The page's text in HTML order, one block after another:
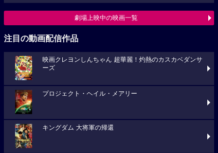
劇場上映中の映画一覧
注目の動画配信作品
映画クレヨンしんちゃん 超華麗！灼熱のカスカベダンサ
ーズ
プロジェクト・ヘイル・メアリー
キングダム 大将軍の帰還